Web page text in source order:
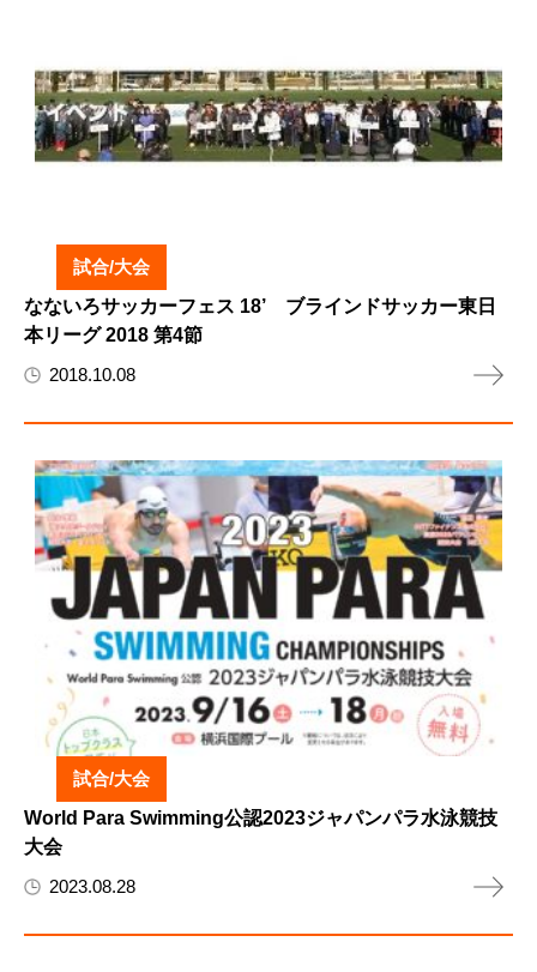
試合/大会
なないろサッカーフェス 18’ ブラインドサッカー東日
本リーグ 2018 第4節
2018.10.08
試合/大会
World Para Swimming公認2023ジャパンパラ水泳競技
大会
2023.08.28